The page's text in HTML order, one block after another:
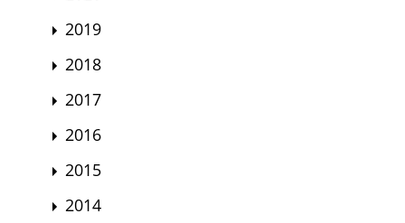
2019
2018
2017
2016
2015
2014